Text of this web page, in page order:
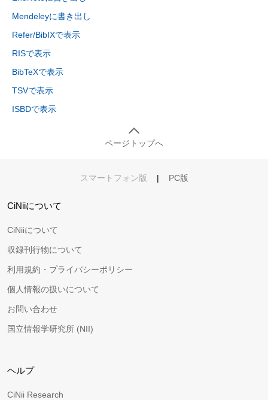
Mendeleyに書き出し
Refer/BibIXで表示
RISで表示
BibTeXで表示
TSVで表示
ISBDで表示
ページトップへ
スマートフォン版 | PC版
CiNiiについて
CiNiiについて
収録刊行物について
利用規約・プライバシーポリシー
個人情報の扱いについて
お問い合わせ
国立情報学研究所 (NII)
ヘルプ
CiNii Research